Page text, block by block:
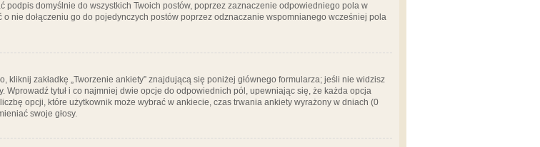
podpis domyślnie do wszystkich Twoich postów, poprzez zaznaczenie odpowiedniego pola w
nie dołączeniu go do pojedynczych postów poprzez odznaczanie wspomnianego wcześniej pola
zakładkę „Tworzenie ankiety” znajdującą się poniżej głównego formularza; jeśli nie widzisz
Wprowadź tytuł i co najmniej dwie opcje do odpowiednich pól, upewniając się, że każda opcja
opcji, które użytkownik może wybrać w ankiecie, czas trwania ankiety wyrażony w dniach (0
swoje głosy.